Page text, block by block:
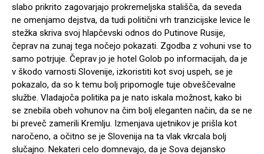
slabo prikrito zagovarjajo prokremeljska stališča, da seveda
ne omenjamo dejstva, da tudi politični vrh tranzicijske levice le
stežka skriva svoj hlapčevski odnos do Putinove Rusije,
čeprav na zunaj tega nočejo pokazati. Zgodba z vohuni vse to
samo potrjuje. Čeprav jo je hotel Golob po informacijah, da je
v škodo varnosti Slovenije, izkoristiti kot svoj uspeh, se je
pokazalo, da so k temu bolj pripomogle tuje obveščevalne
službe. Vladajoča politika pa je nato iskala možnost, kako bi
se znebila obeh vohunov na čim bolj eleganten način, da se ne
bi preveč zamerili Kremlju. Izmenjava ujetnikov je prišla kot
naročeno, a očitno se je Slovenija na ta vlak vkrcala bolj
slučajno. Nekateri celo domnevajo, da je Sova dejansko